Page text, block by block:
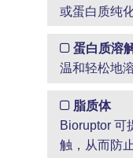
或蛋白质纯
蛋白质溶
温和轻松地
脂质体
Bioruptor 可
触，从而防